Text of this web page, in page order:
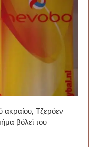
ακραίου, Τζερόεν
βόλεϊ του